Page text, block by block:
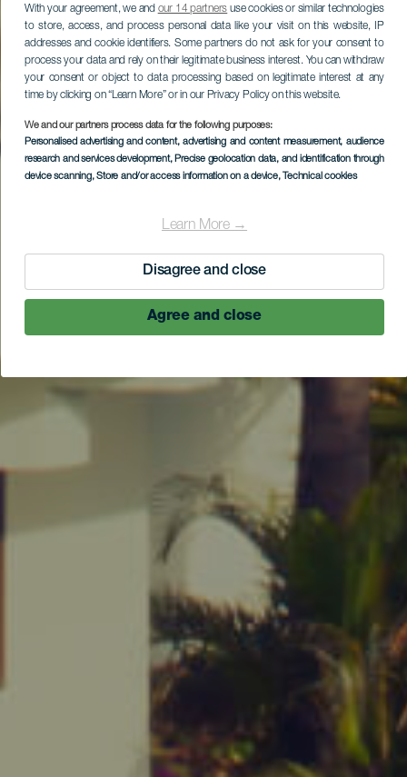
With your agreement, we and our 14 partners use cookies or similar technologies
to store, access, and process personal data like your visit on this website, IP
addresses and cookie identifiers. Some partners do not ask for your consent to
process your data and rely on their legitimate business interest. You can withdraw
your consent or object to data processing based on legitimate interest at any
time by clicking on “Learn More” or in our Privacy Policy on this website.
We and our partners process data for the following purposes:
Personalised advertising and content, advertising and content measurement, audience
research and services development, Precise geolocation data, and identification through
device scanning, Store and/or access information on a device, Technical cookies
Learn More →
Disagree and close
Agree and close